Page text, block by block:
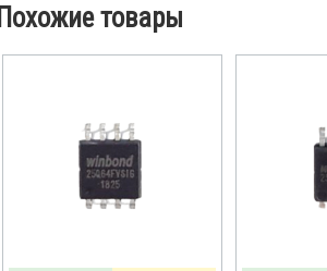
Похожие товары